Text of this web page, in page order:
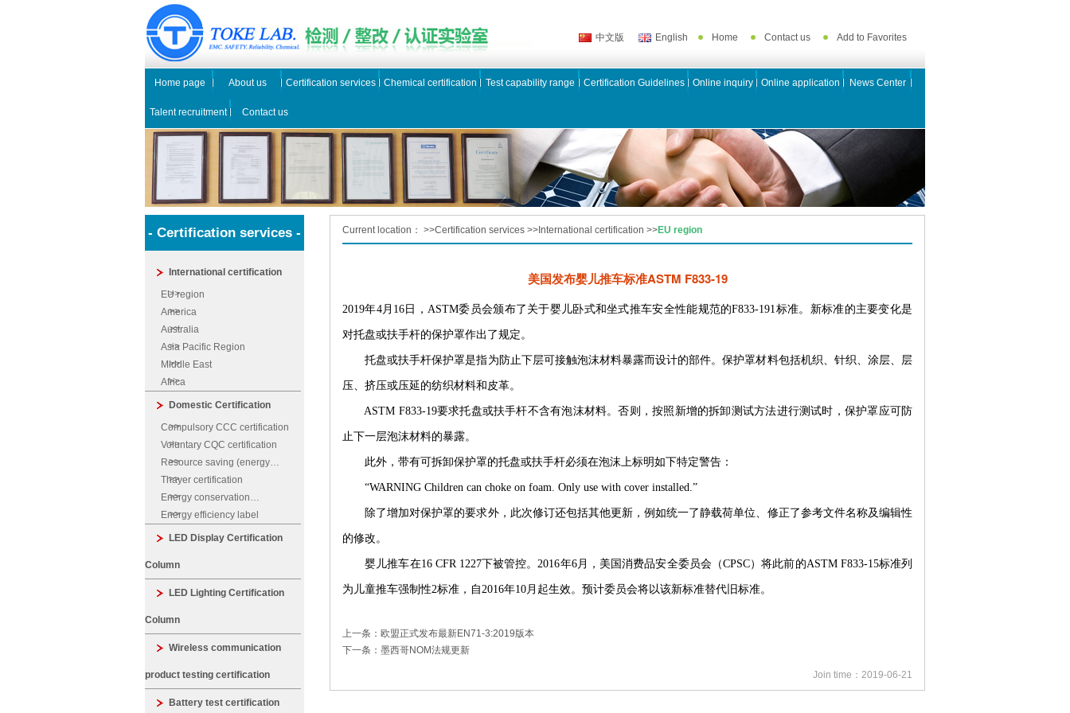
Home Contact us Add to Favorites
中文版 English
Home page About us Certification services Chemical certification Test capability range Certification Guidelines Online inquiry Online application News Center
Talent recruitment Contact us
- Certification services -
International certification
EU region
America
Australia
Asia Pacific Region
Middle East
Africa
Domestic Certification
Compulsory CCC certification
Voluntary CQC certification
Resource saving (energy
saving, water saving)
certification
Thayer certification
Energy conservation
certification
Energy efficiency label
LED Display Certification
Column
LED Lighting Certification
Column
Wireless communication
product testing certification
Battery test certification
Current location： >>Certification services >> International certification >>EU region
美国发布婴儿推车标准ASTM F833-19
2019年4月16日，ASTM委员会颁布了关于婴儿卧式和坐式推车安全性能规范的F833-191标准。新标准的主要变化是
对托盘或扶手杆的保护罩作出了规定。
托盘或扶手杆保护罩是指为防止下层可接触泡沫材料暴露而设计的部件。保护罩材料包括机织、针织、涂层、层
压、挤压或压延的纺织材料和皮革。
ASTM F833-19要求托盘或扶手杆不含有泡沫材料。否则，按照新增的拆卸测试方法进行测试时，保护罩应可防
止下一层泡沫材料的暴露。
此外，带有可拆卸保护罩的托盘或扶手杆必须在泡沫上标明如下特定警告：
“WARNING Children can choke on foam. Only use with cover installed.”
除了增加对保护罩的要求外，此次修订还包括其他更新，例如统一了静载荷单位、修正了参考文件名称及编辑性
的修改。
婴儿推车在16 CFR 1227下被管控。2016年6月，美国消费品安全委员会（CPSC）将此前的ASTM F833-15标准列
为儿童推车强制性2标准，自2016年10月起生效。预计委员会将以该新标准替代旧标准。
上一条：欧盟正式发布最新EN71-3:2019版本
下一条：墨西哥NOM法规更新
Join time：2019-06-21